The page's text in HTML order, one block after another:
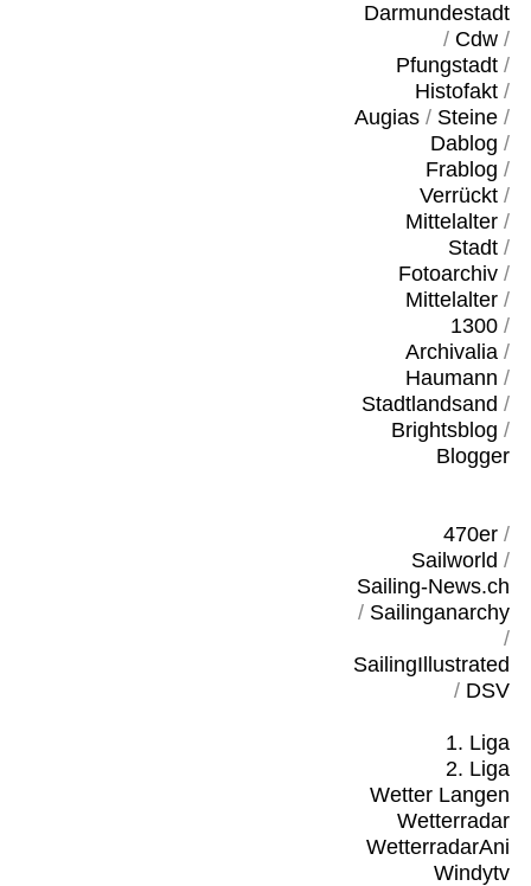
Darmundestadt
/ Cdw/
Pfungstadt/
Histofakt/
Augias/ Steine/
Dablog /
Frablog /
Verrückt/
Mittelalter/
Stadt/
Fotoarchiv/
Mittelalter/
1300/
Archivalia/
Haumann /
Stadtlandsand /
Brightsblog /
Blogger
470er/
Sailworld /
Sailing-News.ch
/ Sailinganarchy
/
SailingIllustrated
/ DSV
1. Liga
2. Liga
Wetter Langen
Wetterradar
WetterradarAni
Windytv